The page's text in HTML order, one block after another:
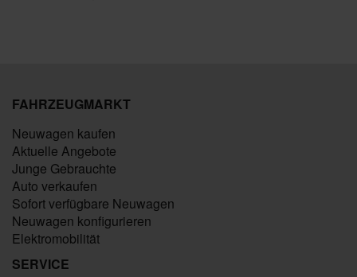
FAHRZEUGMARKT
Neuwagen kaufen
Aktuelle Angebote
Junge Gebrauchte
Auto verkaufen
Sofort verfügbare Neuwagen
Neuwagen konfigurieren
Elektromobilität
SERVICE